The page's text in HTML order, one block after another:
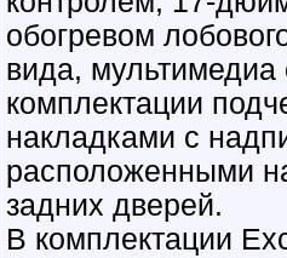
обогревом
вида, мультимедиа
комплектации
накладками с
расположенными
задних дверей.
В комплектации